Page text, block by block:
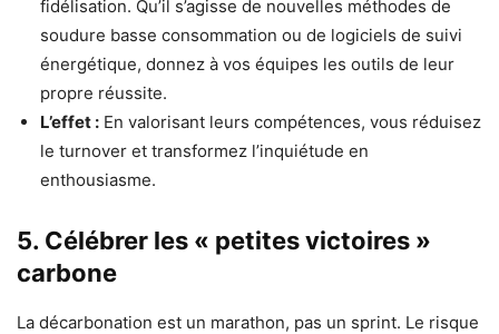
fidélisation. Qu’il s’agisse de nouvelles méthodes de
soudure basse consommation ou de logiciels de suivi
énergétique, donnez à vos équipes les outils de leur
propre réussite.
L’effet : En valorisant leurs compétences, vous réduisez
le turnover et transformez l’inquiétude en
enthousiasme.
5. Célébrer les « petites victoires »
carbone
La décarbonation est un marathon, pas un sprint. Le risque